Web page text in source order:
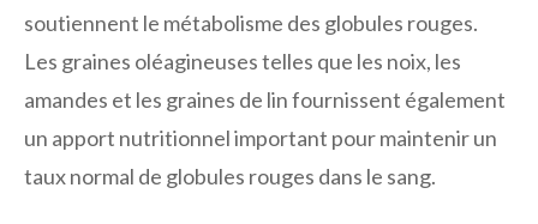
soutiennent le métabolisme des globules rouges.
Les graines oléagineuses telles que les noix, les
amandes et les graines de lin fournissent également
un apport nutritionnel important pour maintenir un
taux normal de globules rouges dans le sang.